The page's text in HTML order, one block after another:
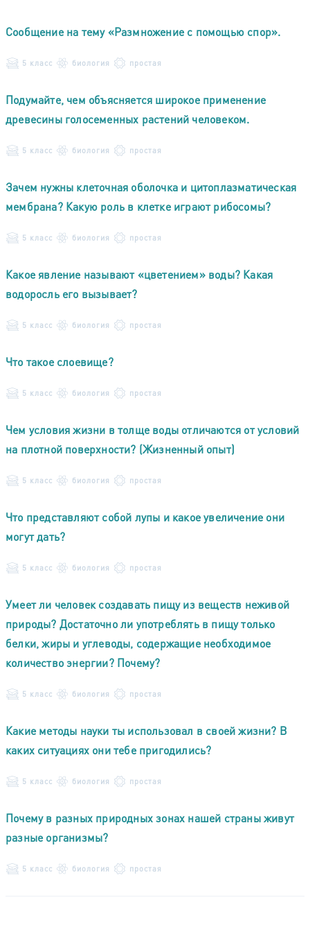
Сообщение на тему «Размножение с помощью спор».
5 класс биология простая
Подумайте, чем объясняется широкое применение
древесины голосеменных растений человеком.
5 класс биология простая
Зачем нужны клеточная оболочка и цитоплазматическая
мембрана? Какую роль в клетке играют рибосомы?
5 класс биология простая
Какое явление называют «цветением» воды? Какая
водоросль его вызывает?
5 класс биология простая
Что такое слоевище?
5 класс биология простая
Чем условия жизни в толще воды отличаются от условий
на плотной поверхности? (Жизненный опыт)
5 класс биология простая
Что представляют собой лупы и какое увеличение они
могут дать?
5 класс биология простая
Умеет ли человек создавать пищу из веществ неживой
природы? Достаточно ли употреблять в пищу только
белки, жиры и углеводы, содержащие необходимое
количество энергии? Почему?
5 класс биология простая
Какие методы науки ты использовал в своей жизни? В
каких ситуациях они тебе пригодились?
5 класс биология простая
Почему в разных природных зонах нашей страны живут
разные организмы?
5 класс биология простая